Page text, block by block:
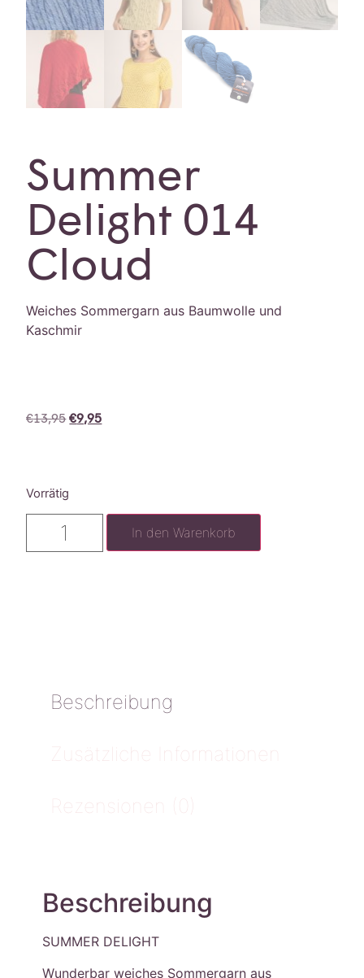
Summer
Delight 014
Cloud
Weiches Sommergarn aus Baumwolle und
Kaschmir
€13,95 €9,95
Vorrätig
In den Warenkorb
Beschreibung
Zusätzliche Informationen
Rezensionen (0)
Beschreibung
SUMMER DELIGHT
Wunderbar weiches Sommergarn aus